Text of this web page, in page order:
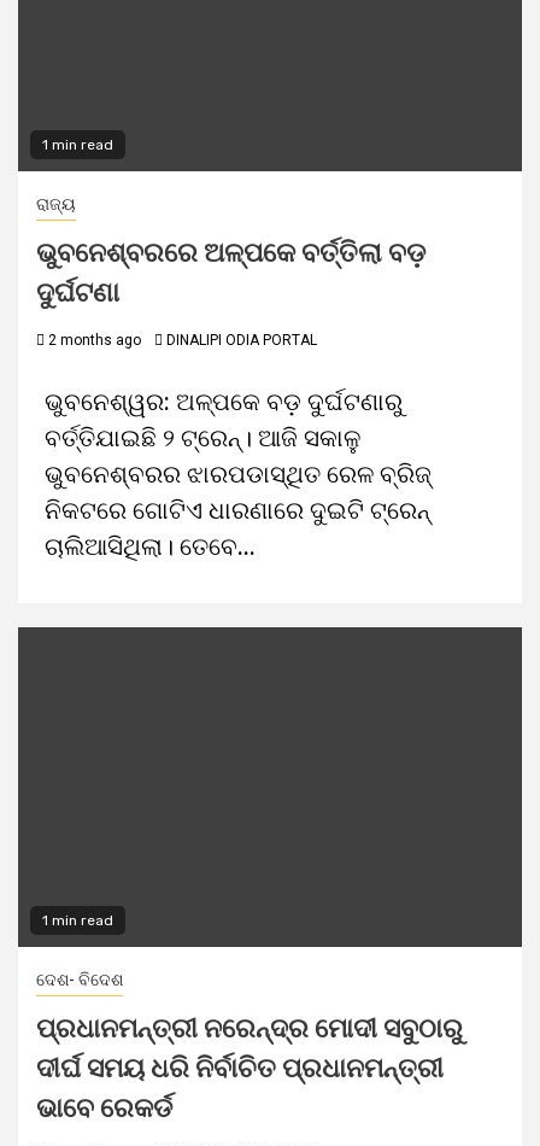
1 min read
ରାଜ୍ୟ
ଭୁବନେଶ୍ବରରେ ଅଳ୍ପକେ ବର୍ତ୍ତିଲା ବଡ଼
ଦୁର୍ଘଟଣା
2 months ago DINALIPI ODIA PORTAL
ଭୁବନେଶ୍ୱର: ଅଳ୍ପକେ ବଡ଼ ଦୁର୍ଘଟଣାରୁ
ବର୍ତ୍ତିଯାଇଛି ୨ ଟ୍ରେନ୍‌। ଆଜି ସକାଳୁ
ଭୁବନେଶ୍ବରର ଝାରପଡାସ୍ଥିତ ରେଳ ବ୍ରିଜ୍‌
ନିକଟରେ ଗୋଟିଏ ଧାରଣାରେ ଦୁଇଟି ଟ୍ରେନ୍‌
ଚାଲିଆସିଥିଲା। ତେବେ...
1 min read
ଦେଶ- ବିଦେଶ
ପ୍ରଧାନମନ୍ତ୍ରୀ ନରେନ୍ଦ୍ର ମୋଦୀ ସବୁଠାରୁ
ଦୀର୍ଘ ସମୟ ଧରି ନିର୍ବାଚିତ ପ୍ରଧାନମନ୍ତ୍ରୀ
ଭାବେ ରେକର୍ଡ